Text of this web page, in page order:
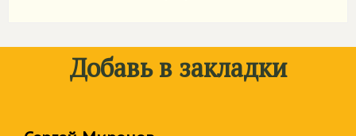
Добавь в закладки